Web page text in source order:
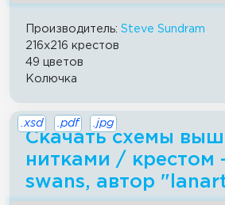
Производитель: Steve Sundram
216x216 крестов
49 цветов
Колючка
Скачать схемы
нитками / крестом
swans, автор
.xsd .pdf .jpg